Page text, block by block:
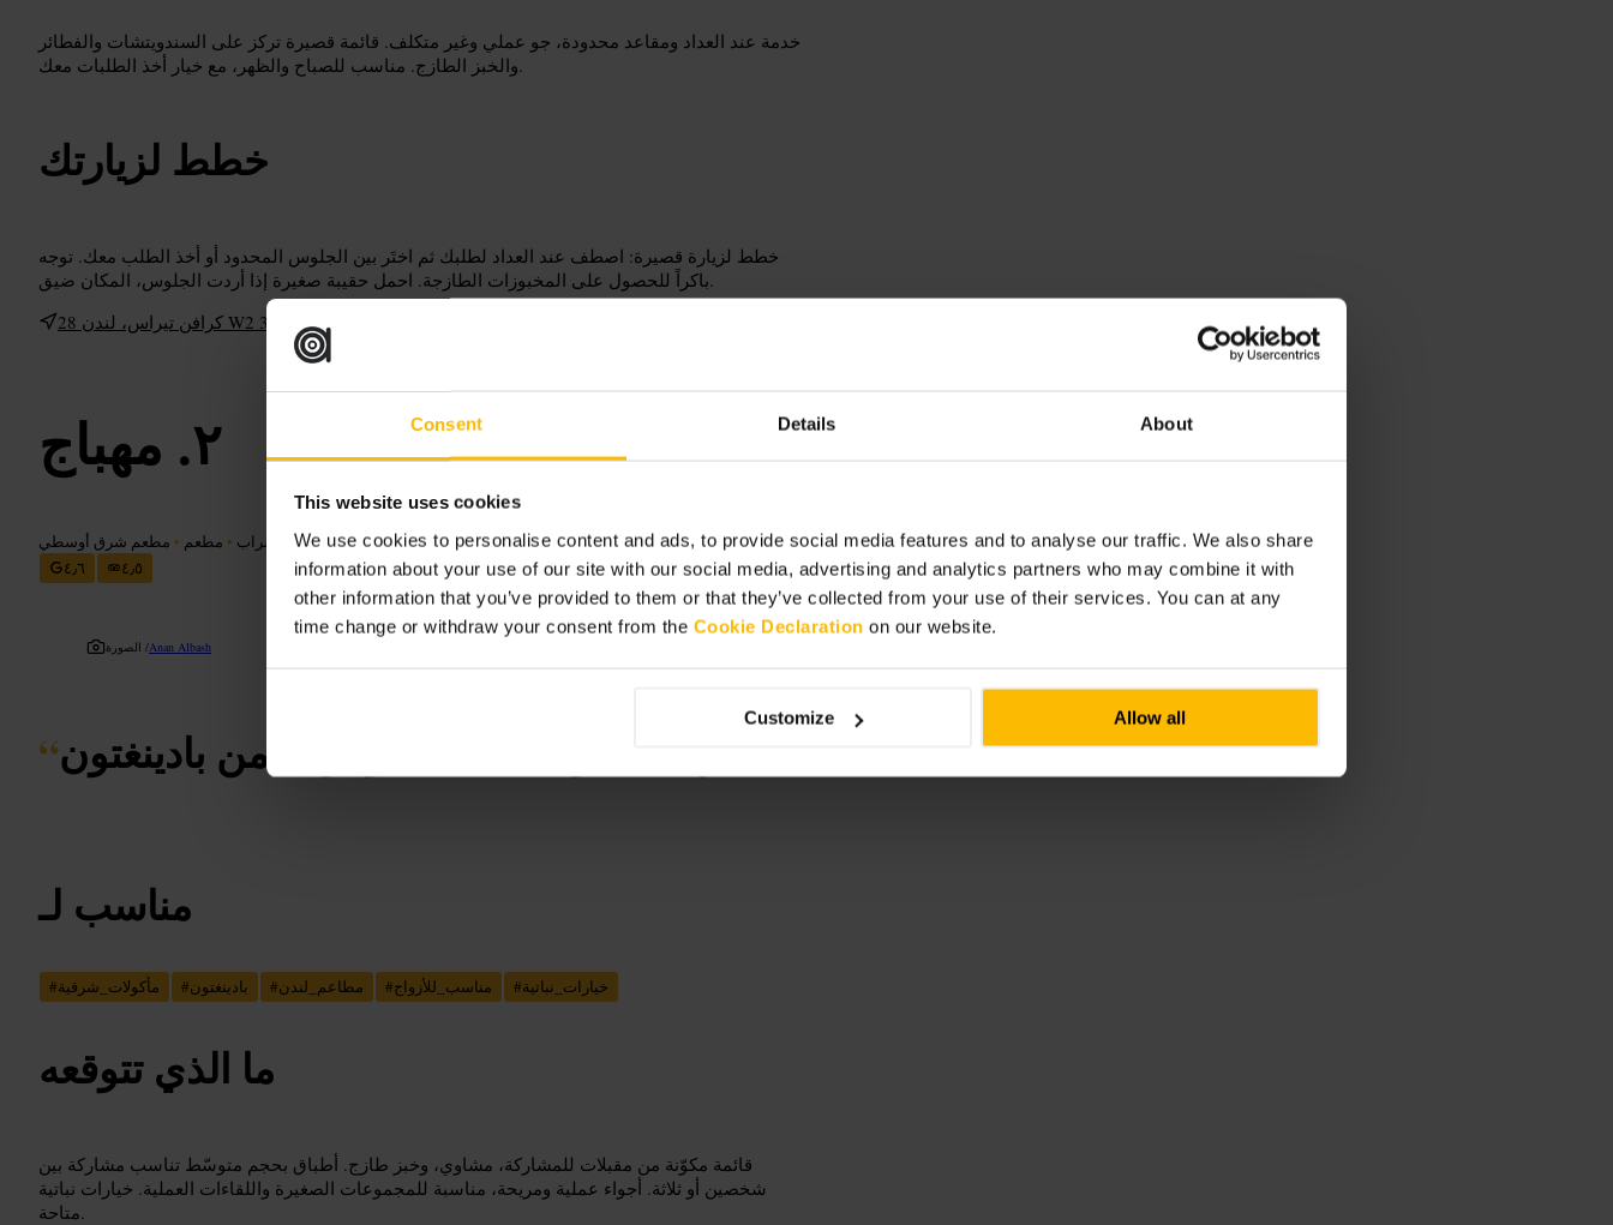
Consent Details About
This website uses cookies
We use cookies to personalise content and ads, to provide social media features and to analyse our traffic. We also share
information about your use of our site with our social media, advertising and analytics partners who may combine it with
other information that you’ve provided to them or that they’ve collected from your use of their services. You can at any
time change or withdraw your consent from the Cookie Declaration on our website.
Customize Allow all
خدمة عند العداد ومقاعد محدودة، جو عملي وغير متكلف. قائمة قصيرة تركز على السندويتشات والفطائر
والخبز الطازج. مناسب للصباح والظهر، مع خيار أخذ الطلبات معك.
خطط لزيارتك
خطط لزيارة قصيرة: اصطف عند العداد لطلبك ثم اختَر بين الجلوس المحدود أو أخذ الطلب معك. توجه
باكراً للحصول على المخبوزات الطازجة. احمل حقيبة صغيرة إذا أردت الجلوس، المكان ضيق.
28 كرافن تيراس، لندن W2 3EL، المملكة المتحدة
مهباج
﷼﷼•تناول الطعام والشراب • مطعم • مطعم شرق أوسطي
٤٫٦
٤٫٥
الصورة /Anan Albash
“نكهات شرقية بسيطة وقريبة من بادينغتون
مناسب لـ
#مأكولات_شرقية #بادينغتون #مطاعم_لندن #مناسب_للأزواج #خيارات_نباتية
ما الذي تتوقعه
قائمة مكوّنة من مقبلات للمشاركة، مشاوي، وخبز طازج. أطباق بحجم متوسّط تناسب مشاركة بين
شخصين أو ثلاثة. أجواء عملية ومريحة، مناسبة للمجموعات الصغيرة واللقاءات العملية. خيارات نباتية
متاحة.